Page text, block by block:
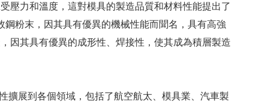
壓力和溫度，這對模具的製造品質和材料性能提出了
粉末，因其具有優異的機械性能而聞名，具有高強
因其具有優異的成形性、焊接性，使其成為積層製造
擴展到各個領域，包括了航空航太、模具業、汽車製